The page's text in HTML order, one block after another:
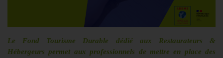
Le Fond Tourisme Durable dédié aux Restaurateurs &
Hébergeurs permet aux professionnels de mettre en place des